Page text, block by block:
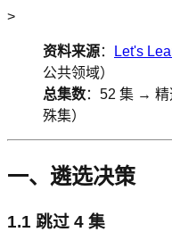
>
资料来源： Let's
公共领域）
总集数：52 集 → 精
殊集）
一、遴选决策
1.1 跳过 4 集